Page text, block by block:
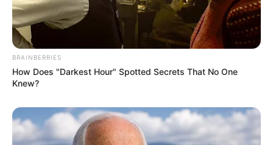
BRAINBERRIES
How Does "Darkest Hour" Spotted Secrets That No One
Knew?